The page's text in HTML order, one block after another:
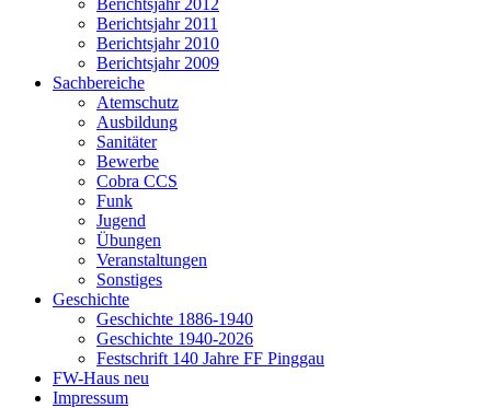
Berichtsjahr 2012
Berichtsjahr 2011
Berichtsjahr 2010
Berichtsjahr 2009
Sachbereiche
Atemschutz
Ausbildung
Sanitäter
Bewerbe
Cobra CCS
Funk
Jugend
Übungen
Veranstaltungen
Sonstiges
Geschichte
Geschichte 1886-1940
Geschichte 1940-2026
Festschrift 140 Jahre FF Pinggau
FW-Haus neu
Impressum